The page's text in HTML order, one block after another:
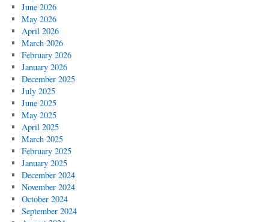
June 2026
May 2026
April 2026
March 2026
February 2026
January 2026
December 2025
July 2025
June 2025
May 2025
April 2025
March 2025
February 2025
January 2025
December 2024
November 2024
October 2024
September 2024